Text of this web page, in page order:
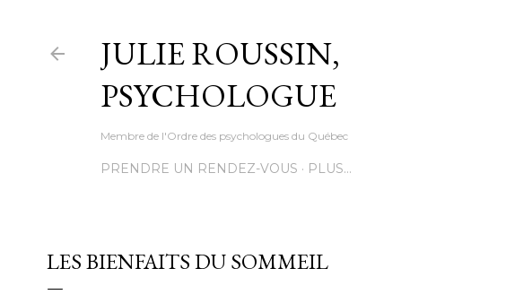
JULIE ROUSSIN,
PSYCHOLOGUE
Membre de l'Ordre des psychologues du Québec
PRENDRE UN RENDEZ-VOUS PLUS…
LES BIENFAITS DU SOMMEIL